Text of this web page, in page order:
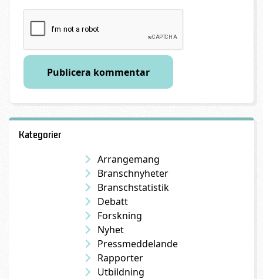
Kategorier
Arrangemang
Branschnyheter
Branschstatistik
Debatt
Forskning
Nyhet
Pressmeddelande
Rapporter
Utbildning